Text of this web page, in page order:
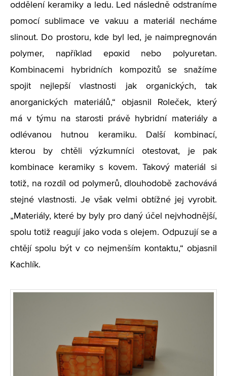
oddělení keramiky a ledu. Led následně odstraníme
pomocí sublimace ve vakuu a materiál necháme
slinout. Do prostoru, kde byl led, je naimpregnován
polymer, například epoxid nebo polyuretan.
Kombinacemi hybridních kompozitů se snažíme
spojit nejlepší vlastnosti jak organických, tak
anorganických materiálů,“ objasnil Roleček, který
má v týmu na starosti právě hybridní materiály a
odlévanou hutnou keramiku. Další kombinací,
kterou by chtěli výzkumníci otestovat, je pak
kombinace keramiky s kovem. Takový materiál si
totiž, na rozdíl od polymerů, dlouhodobě zachovává
stejné vlastnosti. Je však velmi obtížné jej vyrobit.
„Materiály, které by byly pro daný účel nejvhodnější,
spolu totiž reagují jako voda s olejem. Odpuzují se a
chtějí spolu být v co nejmenším kontaktu,“ objasnil
Kachlík.